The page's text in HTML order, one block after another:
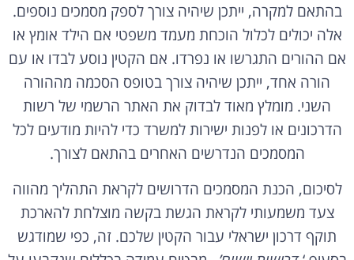
בהתאם למקרה, ייתכן שיהיה צורך לספק מסמכים נוספים.
אלה יכולים לכלול הוכחת מעמד משפטי אם הילד אומץ או
אם ההורים התגרשו או נפרדו. אם הקטין נוסע לבדו או עם
הורה אחד, ייתכן שיהיה צורך בטופס הסכמה מההורה
השני. מומלץ מאוד לבדוק את האתר הרשמי של רשות
הדרכונים או לפנות ישירות למשרד כדי להיות מודעים לכל
המסמכים הנדרשים האחרים בהתאם לצורך.
לסיכום, הכנת המסמכים הדרושים לקראת התהליך מהווה
צעד משמעותי לקראת הגשת בקשה מוצלחת להארכת
תוקף דרכון ישראלי עבור הקטין שלכם. זה, כפי שמודגש